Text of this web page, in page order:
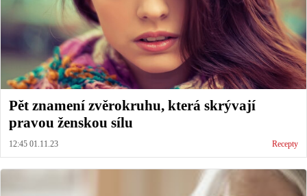
Pět znamení zvěrokruhu, která skrývají
pravou ženskou sílu
12:45 01.11.23 Recepty